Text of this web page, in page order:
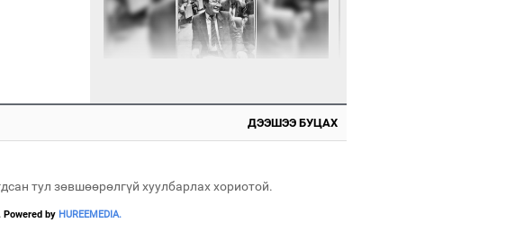
нээлттэй ил тод болгоно
Х.Нямбаатар: Ял авсан мань луйварчин
ДЭЭШЭЭ БУЦАХ
тул зөвшөөрөлгүй хуулбарлах хориотой.
by HUREEMEDIA.